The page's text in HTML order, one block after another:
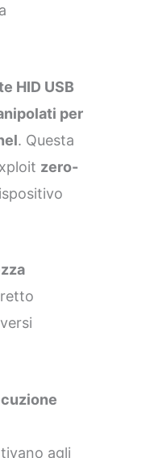
HID USB
per
. Questa
zero-
agli